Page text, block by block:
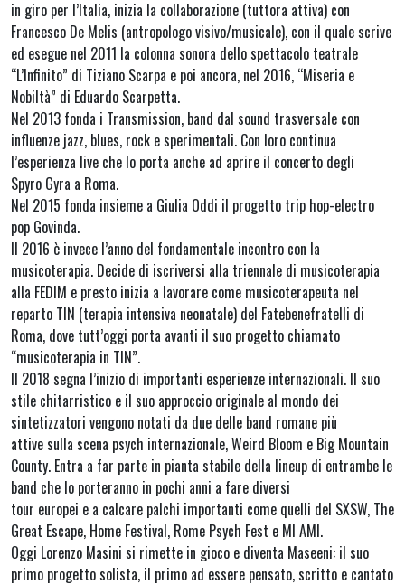
in giro per l’Italia, inizia la collaborazione (tuttora attiva) con
Francesco De Melis (antropologo visivo/musicale), con il quale scrive
ed esegue nel 2011 la colonna sonora dello spettacolo teatrale
“L’Infinito” di Tiziano Scarpa e poi ancora, nel 2016, “Miseria e
Nobiltà” di Eduardo Scarpetta.
Nel 2013 fonda i Transmission, band dal sound trasversale con
influenze jazz, blues, rock e sperimentali. Con loro continua
l’esperienza live che lo porta anche ad aprire il concerto degli
Spyro Gyra a Roma.
Nel 2015 fonda insieme a Giulia Oddi il progetto trip hop-electro
pop Govinda.
Il 2016 è invece l’anno del fondamentale incontro con la
musicoterapia. Decide di iscriversi alla triennale di musicoterapia
alla FEDIM e presto inizia a lavorare come musicoterapeuta nel
reparto TIN (terapia intensiva neonatale) del Fatebenefratelli di
Roma, dove tutt’oggi porta avanti il suo progetto chiamato
“musicoterapia in TIN”.
Il 2018 segna l’inizio di importanti esperienze internazionali. Il suo
stile chitarristico e il suo approccio originale al mondo dei
sintetizzatori vengono notati da due delle band romane più
attive sulla scena psych internazionale, Weird Bloom e Big Mountain
County. Entra a far parte in pianta stabile della lineup di entrambe le
band che lo porteranno in pochi anni a fare diversi
tour europei e a calcare palchi importanti come quelli del SXSW, The
Great Escape, Home Festival, Rome Psych Fest e MI AMI.
Oggi Lorenzo Masini si rimette in gioco e diventa Maseeni: il suo
primo progetto solista, il primo ad essere pensato, scritto e cantato